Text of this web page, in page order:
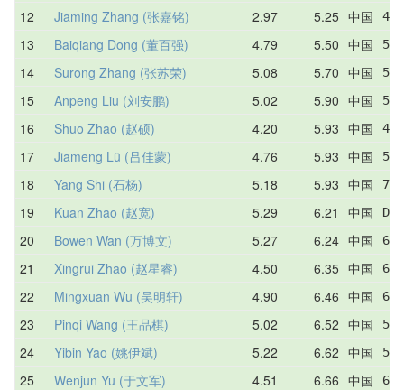
12 Jiaming Zhang (张嘉铭) 2.97 5.25 中国
13 Baiqiang Dong (董百强) 4.79 5.50 中国
14 Surong Zhang (张苏荣) 5.08 5.70 中国
15 Anpeng Liu (刘安鹏) 5.02 5.90 中国
16 Shuo Zhao (赵硕) 4.20 5.93 中国
17 Jiameng Lü (吕佳蒙) 4.76 5.93 中国
18 Yang Shi (石杨) 5.18 5.93 中国
19 Kuan Zhao (赵宽) 5.29 6.21 中国
20 Bowen Wan (万博文) 5.27 6.24 中国
21 Xingrui Zhao (赵星睿) 4.50 6.35 中国
22 Mingxuan Wu (吴明轩) 4.90 6.46 中国
23 Pinqi Wang (王品棋) 5.02 6.52 中国
24 Yibin Yao (姚伊斌) 5.22 6.62 中国
25 Wenjun Yu (于文军) 4.51 6.66 中国